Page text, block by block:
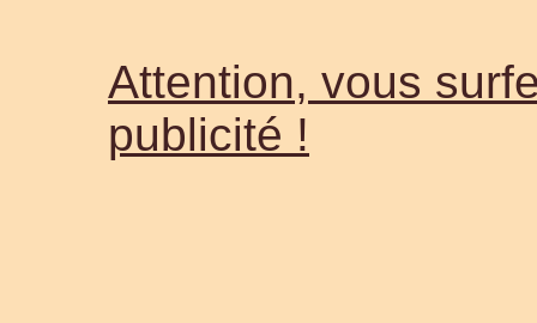
Attention, vous
publicité !